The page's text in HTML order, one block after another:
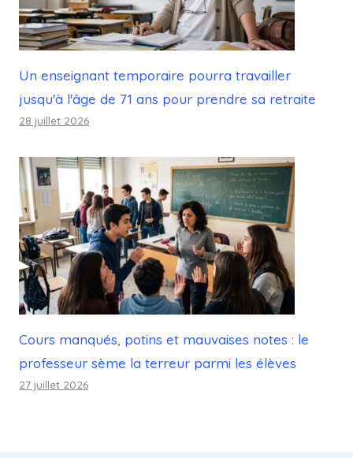
Un enseignant temporaire pourra travailler
jusqu'à l'âge de 71 ans pour prendre sa retraite
28 juillet 2026
Cours manqués, potins et mauvaises notes : le
professeur sème la terreur parmi les élèves
27 juillet 2026